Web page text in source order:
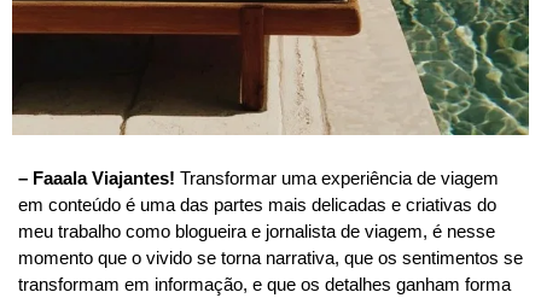
– Faaala Viajantes! Transformar uma experiência de viagem
em conteúdo é uma das partes mais delicadas e criativas do
meu trabalho como blogueira e jornalista de viagem, é nesse
momento que o vivido se torna narrativa, que os sentimentos se
transformam em informação, e que os detalhes ganham forma